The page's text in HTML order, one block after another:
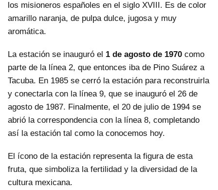
los misioneros españoles en el siglo XVIII. Es de color
amarillo naranja, de pulpa dulce, jugosa y muy
aromática.
La estación se inauguró el 1 de agosto de 1970 como
parte de la línea 2, que entonces iba de Pino Suárez a
Tacuba. En 1985 se cerró la estación para reconstruirla
y conectarla con la línea 9, que se inauguró el 26 de
agosto de 1987. Finalmente, el 20 de julio de 1994 se
abrió la correspondencia con la línea 8, completando
así la estación tal como la conocemos hoy.
El ícono de la estación representa la figura de esta
fruta, que simboliza la fertilidad y la diversidad de la
cultura mexicana.